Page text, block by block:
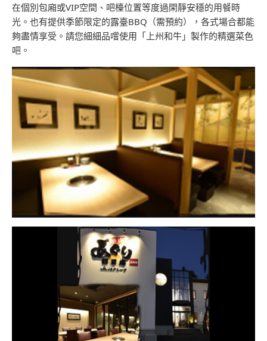
在個別包廂或VIP空間、吧檯位置等度過閑靜安穩的用餐時
光。也有提供季節限定的露臺BBQ（需預約），各式場合都能
夠盡情享受。請您細細品嚐使用「上州和牛」製作的精選菜色
吧。